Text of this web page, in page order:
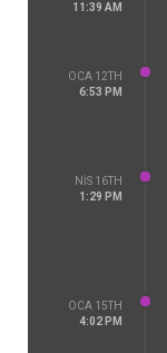
11:39 AM
OCA 12TH
6:53 PM
NIS 16TH
1:29 PM
OCA 15TH
4:02 PM